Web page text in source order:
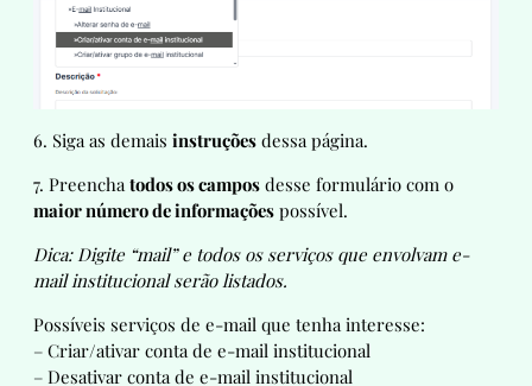
6. Siga as demais instruções dessa página.
7. Preencha todos os campos desse formulário com o
maior número de informações possível.
Dica: Digite “mail” e todos os serviços que envolvam e-
mail institucional serão listados.
Possíveis serviços de e-mail que tenha interesse:
– Criar/ativar conta de e-mail institucional
– Desativar conta de e-mail institucional